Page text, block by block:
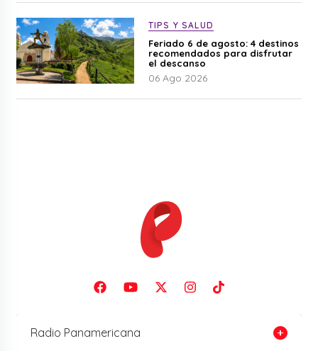
TIPS Y SALUD
Feriado 6 de agosto: 4 destinos
recomendados para disfrutar
el descanso
06 Ago 2026
Radio Panamericana